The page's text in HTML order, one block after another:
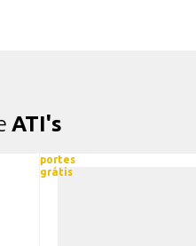
ATI's
portes
grátis